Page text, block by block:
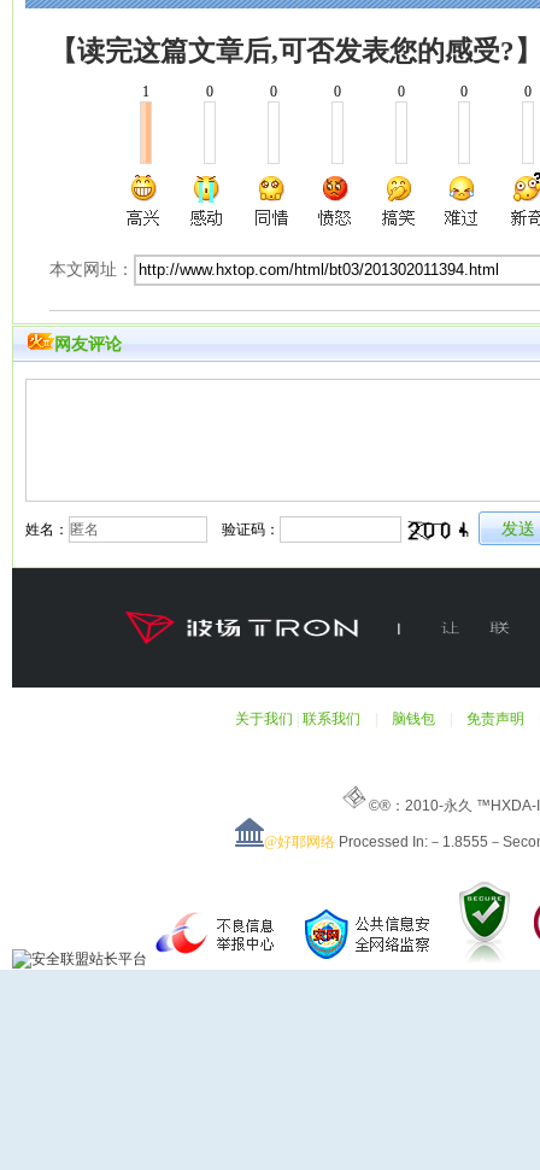
【读完这篇文章后,可否发表您的感受?
1 0 0 0 0 0 0
本文网址：
网友评论
姓名： 验证码：
关于我们 联系我们 脑钱包 免责声明
©®：2010-永久
@好耶网络 Processed In:－1.8555－